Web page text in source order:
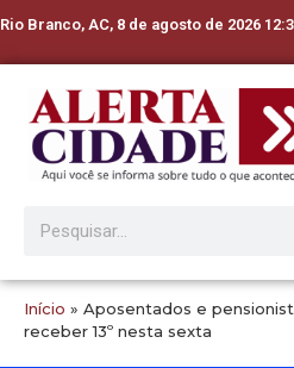
Rio Branco, AC, 8 de agosto de 2026
Início » Aposentados e
receber 13º nesta sexta